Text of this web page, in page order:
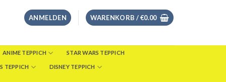
ANMELDEN WARENKORB /€0.00
ANIME TEPPICH STAR WARS TEPPICH
TEPPICH DISNEY TEPPICH